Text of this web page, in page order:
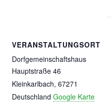
VERANSTALTUNGSORT
Dorfgemeinschaftshaus
Hauptstraße 46
Kleinkarlbach, 67271
Deutschland Google Karte